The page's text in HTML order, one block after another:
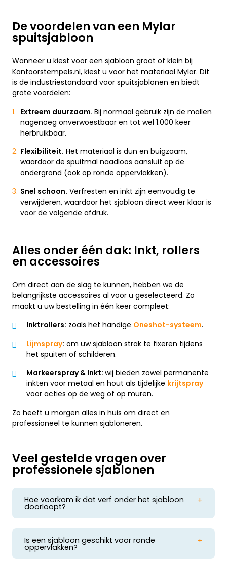
De voordelen van een Mylar
spuitsjabloon
Wanneer u kiest voor een sjabloon groot of klein bij
Kantoorstempels.nl, kiest u voor het materiaal Mylar. Dit
is de industriestandaard voor spuitsjablonen en biedt
grote voordelen:
Extreem duurzaam. Bij normaal gebruik zijn de mallen
nagenoeg onverwoestbaar en tot wel 1.000 keer
herbruikbaar.
Flexibiliteit. Het materiaal is dun en buigzaam,
waardoor de spuitmal naadloos aansluit op de
ondergrond (ook op ronde oppervlakken).
Snel schoon. Verfresten en inkt zijn eenvoudig te
verwijderen, waardoor het sjabloon direct weer klaar is
voor de volgende afdruk.
Alles onder één dak: Inkt, rollers
en accessoires
Om direct aan de slag te kunnen, hebben we de
belangrijkste accessoires al voor u geselecteerd. Zo
maakt u uw bestelling in één keer compleet:
Inktrollers: zoals het handige Oneshot-systeem.
Lijmspray: om uw sjabloon strak te fixeren tijdens
het spuiten of schilderen.
Markeerspray & Inkt: wij bieden zowel permanente
inkten voor metaal en hout als tijdelijke krijtspray
voor acties op de weg of op muren.
Zo heeft u morgen alles in huis om direct en
professioneel te kunnen sjabloneren.
Veel gestelde vragen over
professionele sjablonen
Hoe voorkom ik dat verf onder het sjabloon
doorloopt?
verf. Voor een vlijmscherp resultaat fixeert u de
mal met onzelijmspray. Dit drukt de randen strak
tegen de ondergrond, waardoor 'bloeden' van inkt
of verf wordt voorkomen.
Is een sjabloon geschikt voor ronde
oppervlakken?